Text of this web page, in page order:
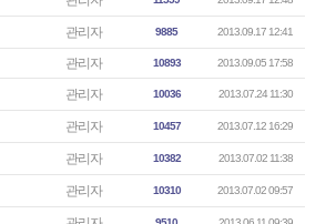
관리자 9885 2013.09.17 12:41
관리자 10893 2013.09.05 17:58
관리자 10036 2013.07.24 11:30
관리자 10457 2013.07.12 16:29
관리자 10382 2013.07.02 11:38
관리자 10310 2013.07.02 09:57